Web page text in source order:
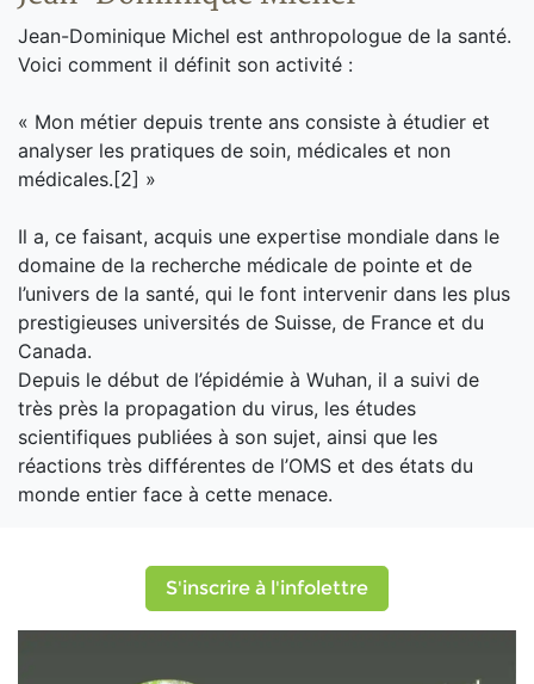
Jean-Dominique Michel est anthropologue de la santé.
Voici comment il définit son activité :
« Mon métier depuis trente ans consiste à étudier et
analyser les pratiques de soin, médicales et non
médicales.[2] »
Il a, ce faisant, acquis une expertise mondiale dans le
domaine de la recherche médicale de pointe et de
l’univers de la santé, qui le font intervenir dans les plus
prestigieuses universités de Suisse, de France et du
Canada.
Depuis le début de l’épidémie à Wuhan, il a suivi de
très près la propagation du virus, les études
scientifiques publiées à son sujet, ainsi que les
réactions très différentes de l’OMS et des états du
monde entier face à cette menace.
S'inscrire à l'infolettre